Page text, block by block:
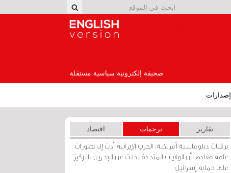
صحيفة إلكترونية سياسية مستقلة
إصدارات
تقارير ترجمات اقتصاد
برقيات دبلوماسية أمريكية: الحرب الإيرانية أدت إلى تصورات
عامة مفادها أن الولايات المتحدة تخلت عن البحرين للتركيز
على حماية إسرائيل